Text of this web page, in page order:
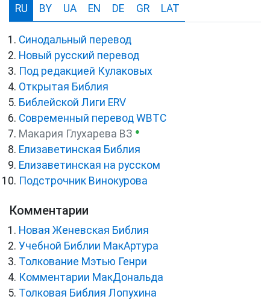
RU BY UA EN DE GR LAT
Синодальный перевод
Новый русский перевод
Под редакцией Кулаковых
Открытая Библия
Библейской Лиги ERV
Cовременный перевод WBTC
Макария Глухарева ВЗ ●
Елизаветинская Библия
Елизаветинская на русском
Подстрочник Винокурова
Комментарии
Новая Женевская Библия
Учебной Библии МакАртура
Толкование Мэтью Генри
Комментарии МакДональда
Толковая Библия Лопухина